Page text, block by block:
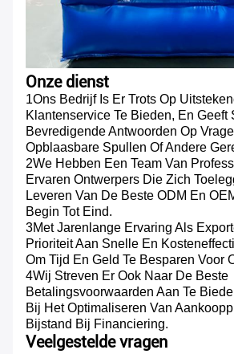
Onze dienst
1Ons Bedrijf Is Er Trots Op
Klantenservice Te Bieden, En Geeft
Bevredigende Antwoorden Op
Opblaasbare Spullen Of Andere
2We Hebben Een Team Van
Ervaren Ontwerpers Die Zich
Leveren Van De Beste ODM En
Begin Tot Eind.
3Met Jarenlange Ervaring Als
Prioriteit Aan Snelle En
Om Tijd En Geld Te Besparen Voor
4Wij Streven Er Ook Naar De Beste
Betalingsvoorwaarden Aan Te
Bij Het Optimaliseren Van
Bijstand Bij Financiering.
Veelgestelde vragen